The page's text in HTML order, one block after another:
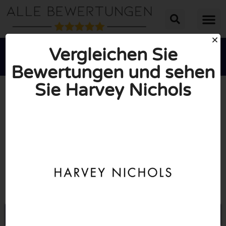
Vergleichen Sie
Bewertungen und sehen
Sie Harvey Nichols